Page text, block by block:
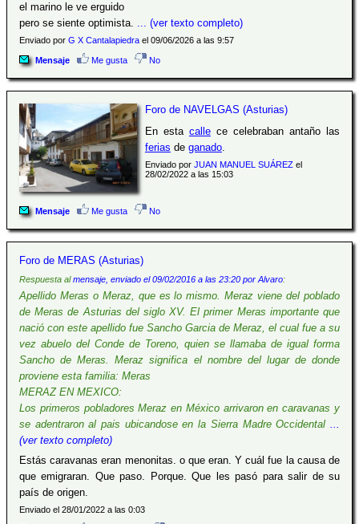
el marino le ve erguido
pero se siente optimista. ... (ver texto completo)
Enviado por G X Cantalapiedra el 09/06/2026 a las 9:57
Mensaje Me gusta No
Foro de NAVELGAS (Asturias)
En esta callece celebraban antaño las
ferias de ganado.
Enviado por JUAN MANUEL SUÁREZel
28/02/2022 a las 15:03
Mensaje Me gusta No
Foro de MERAS (Asturias)
Respuesta almensaje, enviado el 09/02/2016 a las 23:20 por Alvaro:
Apellido Meras o Meraz, que es lo mismo. Meraz viene del poblado
de Meras de Asturias del siglo XV. El primer Meras importante que
nació con este apellido fue Sancho Garcia de Meraz, el cual fue a su
vez abuelo del Conde de Toreno, quien se llamaba de igual forma
Sancho de Meras. Meraz significa el nombre del lugar de donde
proviene esta familia: Meras
MERAZ EN MEXICO:
Los primeros pobladores Meraz en México arrivaron en caravanas y
se adentraron al pais ubicandose en la Sierra Madre Occidental ...
(ver texto completo)
Estás caravanas eran menonitas. o que eran. Y cuál fue la causa de
que emigraran. Que paso. Porque. Que les pasó para salir de su
país de origen.
Enviado el 28/01/2022 a las 0:03